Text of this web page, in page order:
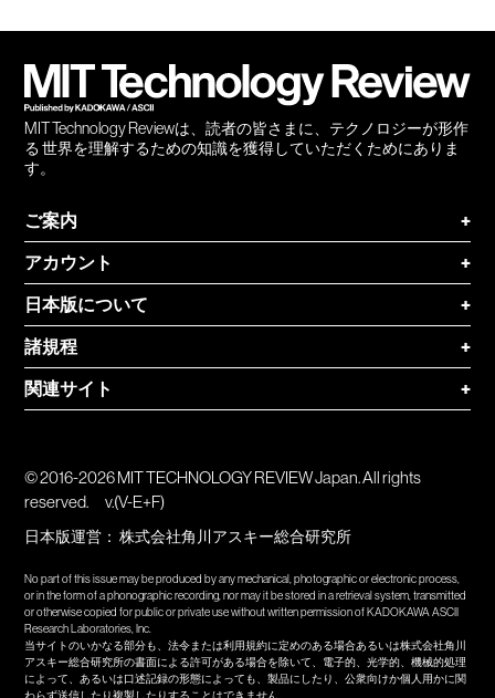
MIT Technology Reviewは、読者の皆さまに、テクノロジーが形作
る 世界を理解するための知識を獲得していただくためにありま
す。
ご案内
+
アカウント
+
日本版について
+
諸規程
+
関連サイト
+
© 2016-2026 MIT TECHNOLOGY REVIEW Japan. All rights
reserved.
v.(V-E+F)
日本版運営：株式会社角川アスキー総合研究所
No part of this issue may be produced by any mechanical, photographic or electronic process,
or in the form of a phonographic recording, nor may it be stored in a retrieval system, transmitted
or otherwise copied for public or private use without written permission of KADOKAWA ASCII
Research Laboratories, Inc.
当サイトのいかなる部分も、法令または利用規約に定めのある場合あるいは株式会社角川
アスキー総合研究所の書面による許可がある場合を除いて、電子的、光学的、機械的処理
によって、あるいは口述記録の形態によっても、製品にしたり、公衆向けか個人用かに関
わらず送信したり複製したりすることはできません。